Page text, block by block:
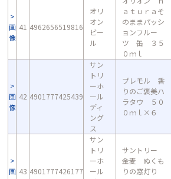
画
像
41 4962656519816
オリ
オン
ビー
ル
ａｔｕｒａそ
のままパッシ
ョンフルー
ツ 缶 ３５
０ｍｌ
画
像
42 4901777425439
サン
トリ
ーホ
ール
ディ
ング
ス
プレモル 香
りのご褒美ハ
ラタウ ５０
０ｍｌ×６
画 43 4901777426177
サン
トリ
ーホ
ール
サントリー
金麦 ぬくも
りの窓灯り